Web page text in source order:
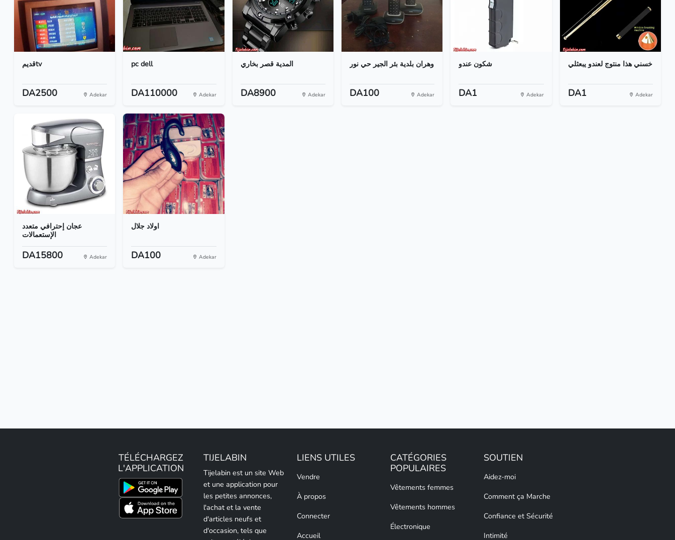
قديمtv
DA2500 Adekar
pc dell
DA110000 Adekar
المدية قصر بخاري
DA8900 Adekar
وهران بلدية بئر الجير حي نور
DA100 Adekar
شكون عندو
DA1 Adekar
خسني هذا منتوج لعندو يبعثلي
DA1 Adekar
عجان إحترافي متعدد
الإستعمالات
DA15800 Adekar
اولاد جلال
DA100 Adekar
TÉLÉCHARGEZ
L'APPLICATION
TIJELABIN
Tijelabin est un site Web
et une application pour
les petites annonces,
l'achat et la vente
d'articles neufs et
d'occasion, tels que
LIENS UTILES
Vendre
À propos
Connecter
Accueil
CATÉGORIES
POPULAIRES
Vêtements femmes
Vêtements hommes
Électronique
SOUTIEN
Aidez-moi
Comment ça Marche
Confiance et Sécurité
Intimité